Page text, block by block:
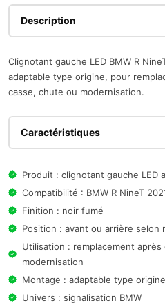
Description
Clignotant gauche LED BMW R
adaptable type origine, pour
casse, chute ou modernisation.
Caractéristiques
Produit : clignotant gauche LED
Compatibilité : BMW R NineT
Finition : noir fumé
Position : avant ou arrière selon
Utilisation : remplacement
modernisation
Montage : adaptable type origine
Univers : signalisation BMW